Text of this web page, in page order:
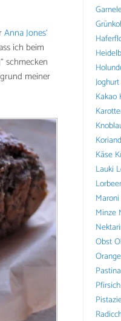
Anna Jones‘
ich beim
schmecken
meiner
Joghurt
Kakao
Käse
Lauki
Lorbeer
Maroni
Minze
Obst
Pfirsich